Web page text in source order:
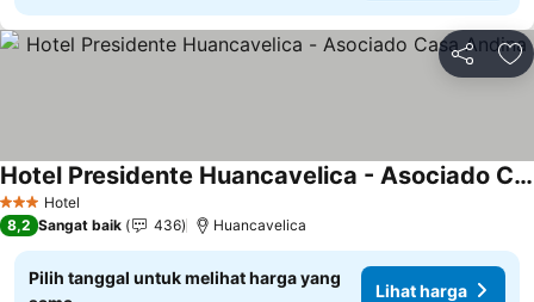
Bagikan
3 BintangHotel
Hotel Presidente Huancavelica - Asociado Casa Andina
Lihat harga
8,2 Sangat baik 436 Huancavelica
Pilih tanggal untuk melihat harga yang
Lihat harga